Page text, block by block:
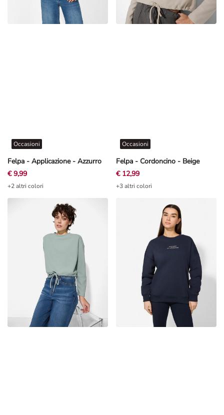
Felpa - Applicazione - Azzurro
Occasioni
€ 9,99
+2 altri colori
Felpa - Cordoncino - Beige
Occasioni
€ 12,99
+3 altri colori